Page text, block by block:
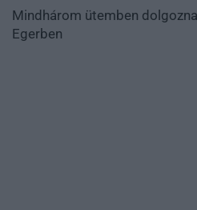
Mindhárom ütemben
Egerben